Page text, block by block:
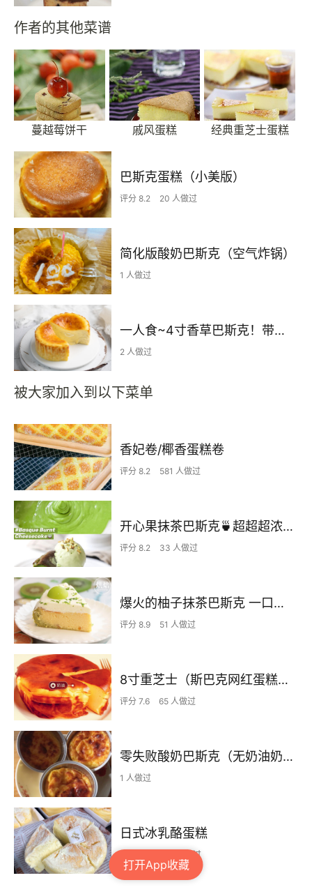
打开App收藏
作者的其他菜谱
蔓越莓饼干 戚风蛋糕 经典重芝士蛋糕
巴斯克蛋糕（小美版）
评分 8.2 20 人做过
简化版酸奶巴斯克（空气炸锅）
1 人做过
一人食~4寸香草巴斯克！带流心的口感更独特！
2 人做过
被大家加入到以下菜单
香妃卷/椰香蛋糕卷
评分 8.2 581 人做过
开心果抹茶巴斯克🍵超超超浓郁版本
评分 8.2 33 人做过
爆火的柚子抹茶巴斯克 一口封神
评分 8.9 51 人做过
8寸重芝士（斯巴克网红蛋糕）🥰🥰零失败～简单
评分 7.6 65 人做过
零失败酸奶巴斯克（无奶油奶酪）
1 人做过
日式冰乳酪蛋糕
665 人做过